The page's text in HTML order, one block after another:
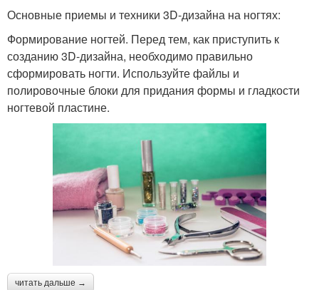
Основные приемы и техники 3D-дизайна на ногтях:
Формирование ногтей. Перед тем, как приступить к
созданию 3D-дизайна, необходимо правильно
сформировать ногти. Используйте файлы и
полировочные блоки для придания формы и гладкости
ногтевой пластине.
читать дальше →